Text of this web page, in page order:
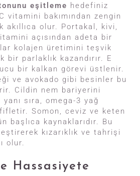
eşitleme hedefiniz
vitamini bakımından zengin
akıllıca olur. Portakal, kivi,
açısından adeta bir
kolajen üretimini teşvik
bir parlaklık kazandırır. E
bir kalkan görevi üstlenir.
ve avokado gibi besinler bu
Cildin nem bariyerini
sıra, omega-3 yağ
Somon, ceviz ve keten
başlıca kaynaklarıdır. Bu
kızarıklık ve tahrişi
olur.
Hassasiyete